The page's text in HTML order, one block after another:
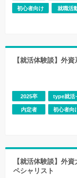
初心者向け 就職活
【就活体験談】外
2025卒 type就活
内定者 初心者向
【就活体験談】外
ペシャリスト